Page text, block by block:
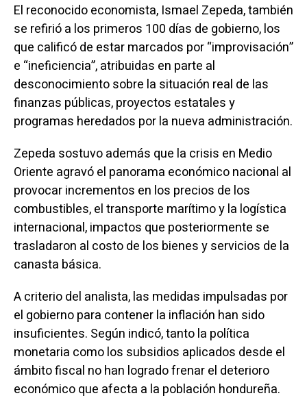
El reconocido economista, Ismael Zepeda, también
se refirió a los primeros 100 días de gobierno, los
que calificó de estar marcados por “improvisación”
e “ineficiencia”, atribuidas en parte al
desconocimiento sobre la situación real de las
finanzas públicas, proyectos estatales y
programas heredados por la nueva administración.
Zepeda sostuvo además que la crisis en Medio
Oriente agravó el panorama económico nacional al
provocar incrementos en los precios de los
combustibles, el transporte marítimo y la logística
internacional, impactos que posteriormente se
trasladaron al costo de los bienes y servicios de la
canasta básica.
A criterio del analista, las medidas impulsadas por
el gobierno para contener la inflación han sido
insuficientes. Según indicó, tanto la política
monetaria como los subsidios aplicados desde el
ámbito fiscal no han logrado frenar el deterioro
económico que afecta a la población hondureña.